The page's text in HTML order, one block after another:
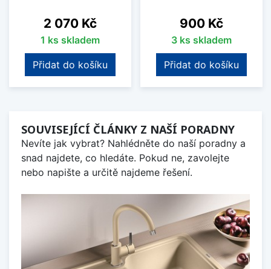
Cena
2 070 Kč
1 ks skladem
Přidat do košíku
Cena
900 Kč
3 ks skladem
Přidat do košíku
SOUVISEJÍCÍ ČLÁNKY Z NAŠÍ PORADNY
Nevíte jak vybrat? Nahlédněte do naší poradny a
snad najdete, co hledáte. Pokud ne, zavolejte
nebo napište a určitě najdeme řešení.